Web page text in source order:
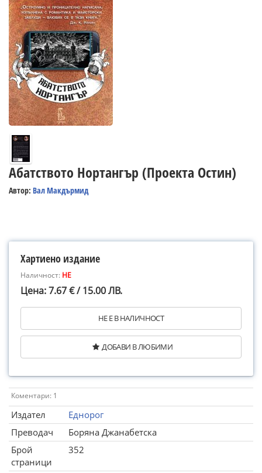
Абатството Нортангър (Проекта Остин)
Автор: Вал Макдърмид
Хартиено издание
Наличност: НЕ
Цена: 7.67 € / 15.00 ЛВ.
НЕ Е В НАЛИЧНОСТ
ДОБАВИ В ЛЮБИМИ
Коментари: 1
Издател
Еднорог
Преводач
Боряна Джанабетска
Брой
страници
352